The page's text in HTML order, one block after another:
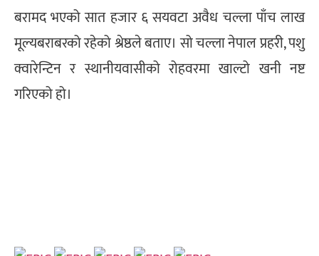
बरामद भएको सात हजार ६ सयवटा अवैध चल्ला पाँच लाख
मूल्यबराबरको रहेको श्रेष्ठले बताए। सो चल्ला नेपाल प्रहरी, पशु
क्वारेन्टिन र स्थानीयवासीको रोहवरमा खाल्टो खनी नष्ट
गरिएको हो।